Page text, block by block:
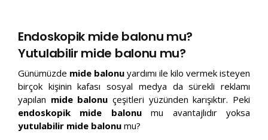
Endoskopik mide balonu mu?
Yutulabilir mide balonu mu?
Günümüzde mide balonu yardımı ile kilo vermek isteyen
birçok kişinin kafası sosyal medya da sürekli reklamı
yapılan mide balonu çeşitleri yüzünden karışıktır. Peki
endoskopik mide balonumu avantajlıdır yoksa
yutulabilir mide balonu mu?